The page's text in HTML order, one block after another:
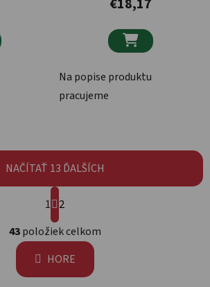

Na popise produktu
pracujeme
Ovládacie prvky výpisu
NAČÍTAŤ 13 ĎALŠÍCH
Stránkovanie
1
2
43položiek celkom
HORE